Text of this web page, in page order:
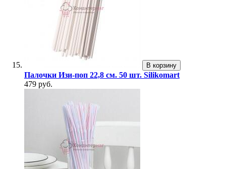
В корзину
Палочки Изи-поп 22,8 см. 50 шт. Silikomart
479 руб.